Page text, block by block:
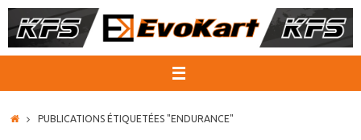
Passer
au
ACCUEIL
PUBLICATIONS ÉTIQUETÉES "ENDURANCE"